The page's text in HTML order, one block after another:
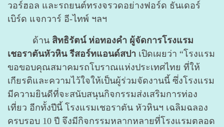
วอร์ฮอล และรถยนต์ทรงจรวดอย่างฟอร์ด ธันเดอร์
เบิร์ด แจกวาร์ อี-ไทพ์ ฯลฯ
ด้าน สิทธิรัตน์ ห่อทองคำ ผู้จัดการโรงแรม
เชอราตันหัวหิน รีสอร์ทแอนด์สปา เปิดเผยว่า “โรงแรม
ขอขอบคุณสมาคมรถโบราณแห่งประเทศไทย ที่ให้
เกียรติและความไว้ใจให้เป็นผู้ร่วมจัดงานนี้ ซึ่งโรงแรม
มีความยินดีที่จะสนับสนุนกิจกรรมส่งเสริมการท่อง
เที่ยว อีกทั้งปีนี้ โรงแรมเชอราตัน หัวหินฯ เฉลิมฉลอง
ครบรอบ 10 ปี จึงมีกิจกรรมหลากหลายที่โรงแรมตลอด